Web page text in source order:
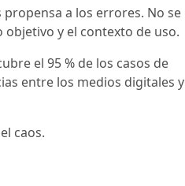
a los errores. No se
y el contexto de uso.
el 95 % de los casos de
entre los medios digitales y
caos.